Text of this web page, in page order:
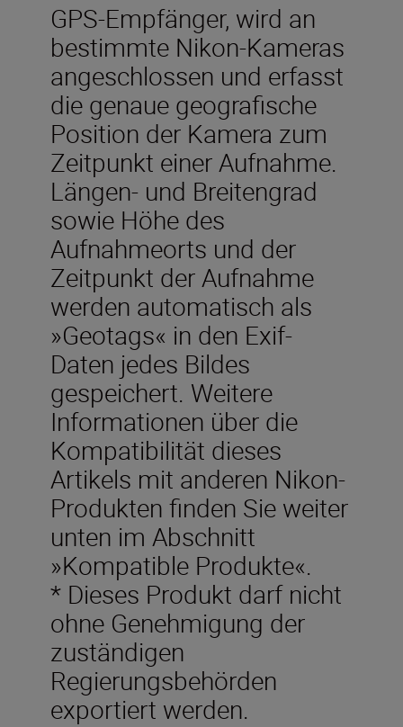
GPS-Empfänger, wird an
bestimmte Nikon-Kameras
angeschlossen und erfasst
die genaue geografische
Position der Kamera zum
Zeitpunkt einer Aufnahme.
Längen- und Breitengrad
sowie Höhe des
Aufnahmeorts und der
Zeitpunkt der Aufnahme
werden automatisch als
»Geotags« in den Exif-
Daten jedes Bildes
gespeichert. Weitere
Informationen über die
Kompatibilität dieses
Artikels mit anderen Nikon-
Produkten finden Sie weiter
unten im Abschnitt
»Kompatible Produkte«.
* Dieses Produkt darf nicht
ohne Genehmigung der
zuständigen
Regierungsbehörden
exportiert werden.